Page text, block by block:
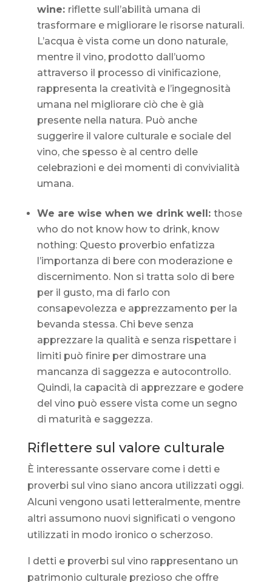
wine: riflette sull’abilità umana di
trasformare e migliorare le risorse naturali.
L’acqua è vista come un dono naturale,
mentre il vino, prodotto dall’uomo
attraverso il processo di vinificazione,
rappresenta la creatività e l’ingegnosità
umana nel migliorare ciò che è già
presente nella natura. Può anche
suggerire il valore culturale e sociale del
vino, che spesso è al centro delle
celebrazioni e dei momenti di convivialità
umana.
We are wise when we drink well: those
who do not know how to drink, know
nothing: Questo proverbio enfatizza
l’importanza di bere con moderazione e
discernimento. Non si tratta solo di bere
per il gusto, ma di farlo con
consapevolezza e apprezzamento per la
bevanda stessa. Chi beve senza
apprezzare la qualità e senza rispettare i
limiti può finire per dimostrare una
mancanza di saggezza e autocontrollo.
Quindi, la capacità di apprezzare e godere
del vino può essere vista come un segno
di maturità e saggezza.
Riflettere sul valore culturale
È interessante osservare come i detti e
proverbi sul vino siano ancora utilizzati oggi.
Alcuni vengono usati letteralmente, mentre
altri assumono nuovi significati o vengono
utilizzati in modo ironico o scherzoso.
I detti e proverbi sul vino rappresentano un
patrimonio culturale prezioso che offre